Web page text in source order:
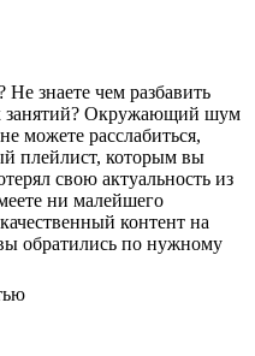
знаете чем разбавить
занятий? Окружающий шум
можете расслабиться,
плейлист, которым вы
свою актуальность из
ни малейшего
контент на
обратились по нужному
с большой радостью
слушателей! Специально
самых лучших